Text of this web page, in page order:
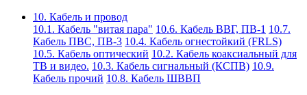
10. Кабель и провод
10.1. Кабель "витая пара" 10.6. Кабель ВВГ, ПВ-1 10.7.
Кабель ПВС, ПВ-3 10.4. Кабель огнестойкий (FRLS)
10.5. Кабель оптический 10.2. Кабель коаксиальный для
ТВ и видео. 10.3. Кабель сигнальный (КСПВ) 10.9.
Кабель прочий 10.8. Кабель ШВВП